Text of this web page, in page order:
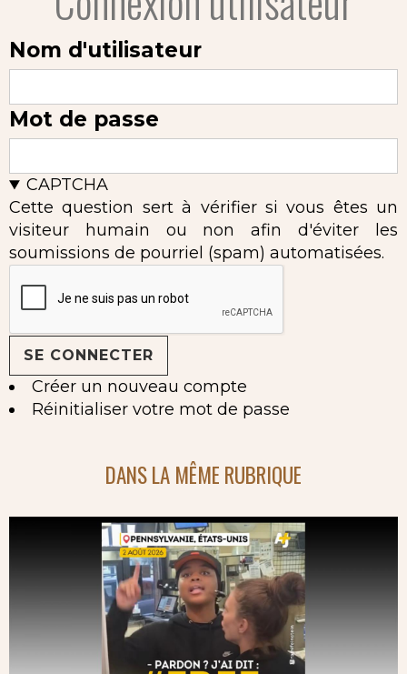
Nom d'utilisateur
Mot de passe
CAPTCHA
Cette question sert à vérifier si vous êtes un
visiteur humain ou non afin d'éviter les
soumissions de pourriel (spam) automatisées.
Créer un nouveau compte
Réinitialiser votre mot de passe
DANS LA MÊME RUBRIQUE